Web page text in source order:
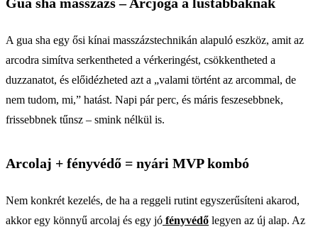
A gua sha egy ősi kínai masszázstechnikán alapuló eszköz, amit az
arcodra simítva serkentheted a vérkeringést, csökkentheted a
duzzanatot, és előidézheted azt a „valami történt az arcommal, de
nem tudom, mi,” hatást. Napi pár perc, és máris feszesebbnek,
frissebbnek tűnsz – smink nélkül is.
Arcolaj + fényvédő = nyári MVP kombó
Nem konkrét kezelés, de ha a reggeli rutint egyszerűsíteni akarod,
akkor egy könnyű arcolaj és egy jó fényvédő legyen az új alap. Az